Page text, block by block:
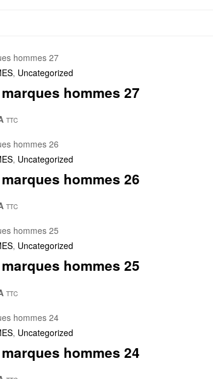
, Uncategorized
hommes 27
TTC
, Uncategorized
hommes 26
TTC
, Uncategorized
hommes 25
TTC
, Uncategorized
hommes 24